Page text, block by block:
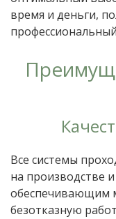
время и деньги,
Все системы
на производстве
обеспечивающим
безотказную